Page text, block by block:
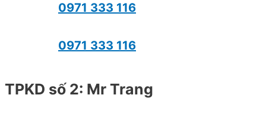
0971 333 116
0971 333 116
TPKD số 2: Mr Trang